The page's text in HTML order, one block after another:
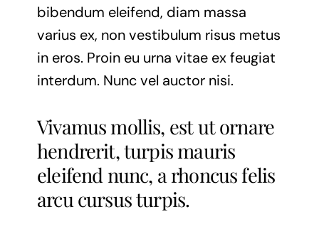
bibendum eleifend, diam massa
varius ex, non vestibulum risus metus
in eros. Proin eu urna vitae ex feugiat
interdum. Nunc vel auctor nisi.
Vivamus mollis, est ut ornare
hendrerit, turpis mauris
eleifend nunc, a rhoncus felis
arcu cursus turpis.